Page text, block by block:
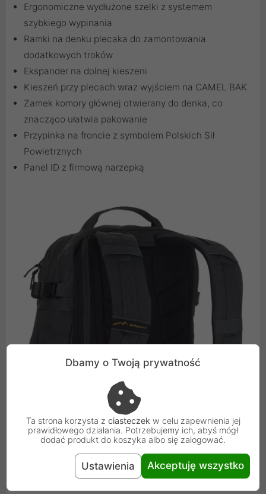
Ergonomiczne wydłużone szelki z systemem
szybkiego wypinania
Ramki na denku plecaka do zamontowania
dodatkowych troków
Ekspander na dolnej kieszeni
Kieszeń przy plecach wraz wyjściem na CAMEL BAK
Zamek komory głównej otwierany do denka, co
znacząco ułatwia pakowanie
Przypinka na froncie z symbolem Polskich Sił
Powietrznych
Panel ID z firmową narzepką
Dbamy o Twoją prywatność
Ta strona korzysta z ciasteczek w celu zapewnienia jej
prawidłowego działania. Potrzebujemy ich, abyś mógł
dodać produkt do koszyka albo się zalogować.
Ustawienia Akceptuję wszystko